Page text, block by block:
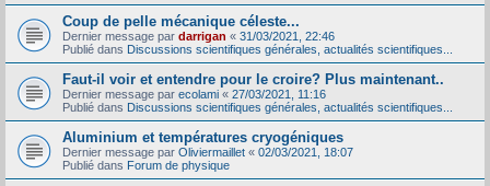
Coup de pelle mécanique céleste...
Dernier message par darrigan « 31/03/2021, 22:46
Publié dans Discussions scientifiques générales, actualités scientifiques...
Faut-il voir et entendre pour le croire? Plus maintenant..
Dernier message par ecolami « 27/03/2021, 11:16
Publié dans Discussions scientifiques générales, actualités scientifiques...
Aluminium et températures cryogéniques
Dernier message par Oliviermaillet « 02/03/2021, 18:07
Publié dans Forum de physique